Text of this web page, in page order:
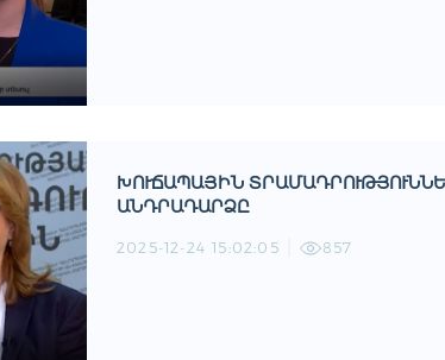
ԽՈՒՃԱՊԱՅԻՆ
ԱՆԴՐԱԴԱՐՁԸ
2025-12-24 15:02:05 857